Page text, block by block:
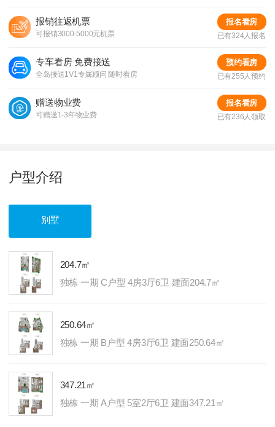
报销往返机票
可报销3000-5000元机票
报名看房
已有324人报名
专车看房 免费接送
全岛接送1V1专属顾问 随时看房
预约看房
已有255人预约
赠送物业费
可赠送1-3年物业费
报名看房
已有236人领取
户型介绍
别墅
204.7㎡
独栋 一期 C户型 4房3厅6卫 建面204.7㎡
250.64㎡
独栋 一期 B户型 4房3厅6卫 建面250.64㎡
347.21㎡
独栋 一期 A户型 5室2厅6卫 建面347.21㎡